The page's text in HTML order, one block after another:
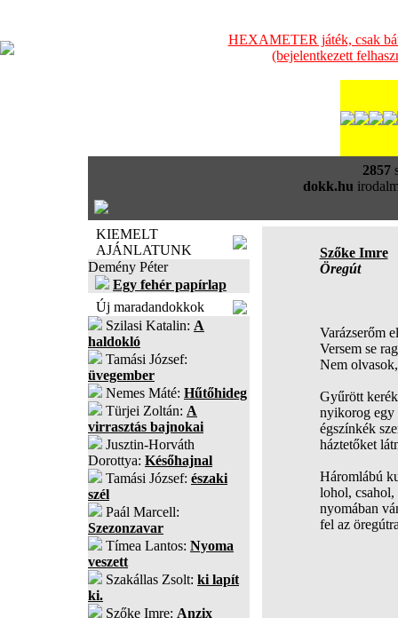
HEXAMETER játék, csak
(bejelentkezett
2857
dokk.hu
KIEMELT
AJÁNLATUNK
Demény Péter
Egy fehér papírlap
Új maradandokkok
Szilasi Katalin: A
haldokló
Tamási József:
üvegember
Nemes Máté: Hűtőhideg
Türjei Zoltán: A
virrasztás bajnokai
Jusztin-Horváth
Dorottya: Későhajnal
Tamási József: északi
szél
Paál Marcell:
Szezonzavar
Tímea Lantos: Nyoma
veszett
Szakállas Zsolt: ki lapít
ki.
Szőke Imre: Anzix
Szőke Imre
Öregút
Varázserőm
Versem se
Nem
Gyűrött
nyikorog egy
égszínkék
háztetőket
Háromlábú
lohol, csahol,
nyomában
fel az